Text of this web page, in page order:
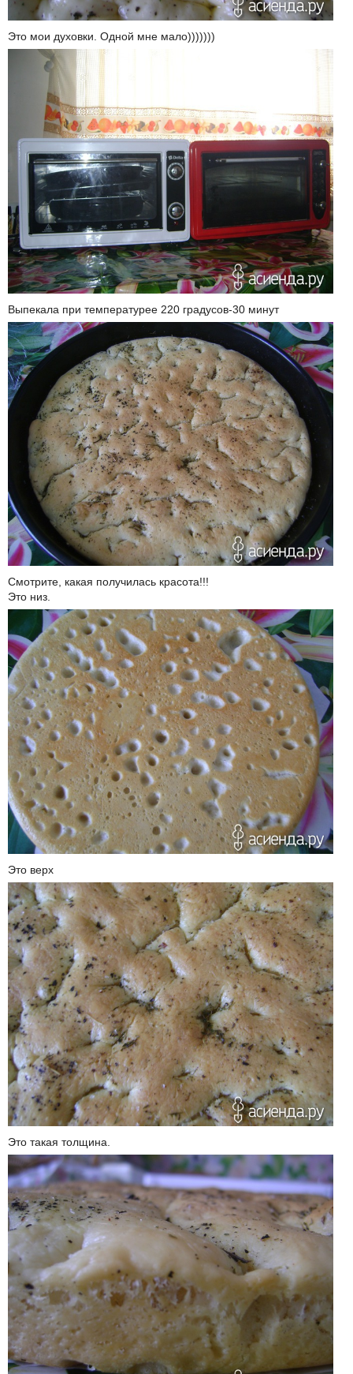
Это мои духовки. Одной мне мало)))))))
Выпекала при температурее 220 градусов-30 минут
Смотрите, какая получилась красота!!!
Это низ.
Это верх
Это такая толщина.